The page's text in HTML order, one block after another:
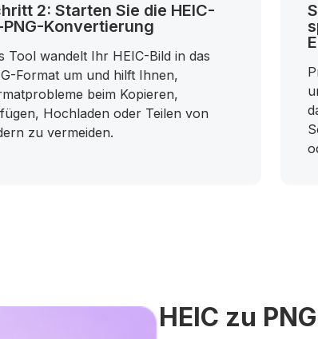
2: Starten Sie die HEIC-
Konvertierung
Tool wandelt Ihr HEIC-Bild in das
Format um und hilft Ihnen,
beim Kopieren,
Hochladen oder Teilen von
zu vermeiden.
HEIC zu